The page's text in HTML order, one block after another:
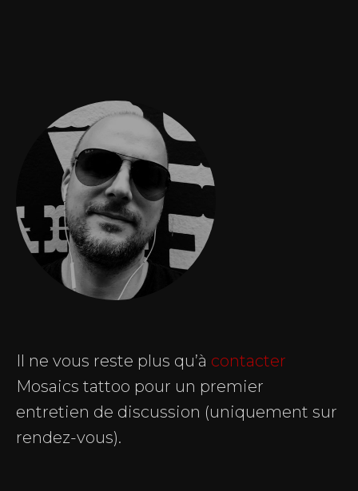
Il ne vous reste plus qu’à contacter
Mosaics tattoo pour un premier
entretien de discussion (uniquement sur
rendez-vous).